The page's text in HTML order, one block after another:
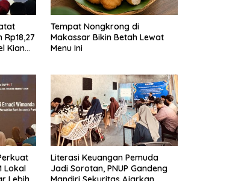
Kian
Tempat Nongkrong di
Makassar Bikin Betah Lewat
Menu Ini
Lokal
Literasi Keuangan Pemuda
Jadi Sorotan, PNUP Gandeng